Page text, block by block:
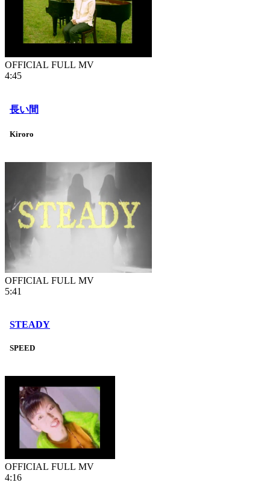
OFFICIAL FULL MV
4:45
長い間
Kiroro
OFFICIAL FULL MV
5:41
STEADY
SPEED
OFFICIAL FULL MV
4:16